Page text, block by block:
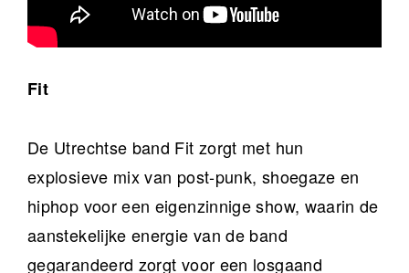
Fit
De Utrechtse band Fit zorgt met hun
explosieve mix van post-punk, shoegaze en
hiphop voor een eigenzinnige show, waarin de
aanstekelijke energie van de band
gegarandeerd zorgt voor een losgaand